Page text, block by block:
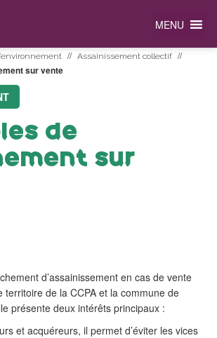
MENU
// Assainissement collectif //
sur vente
de
sur
d’assainissement en cas de vente
territoire de la CCPA et la commune de
présente deux intérêts principaux :
et acquéreurs, il permet d’éviter les vices